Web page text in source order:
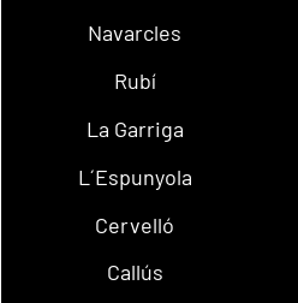
Navarcles
Rubí
La Garriga
L´Espunyola
Cervelló
Callús